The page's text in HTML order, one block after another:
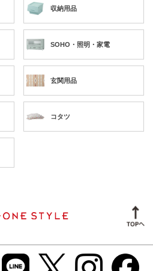
収納用品
SOHO・照明・家電
玄関用品
コタツ